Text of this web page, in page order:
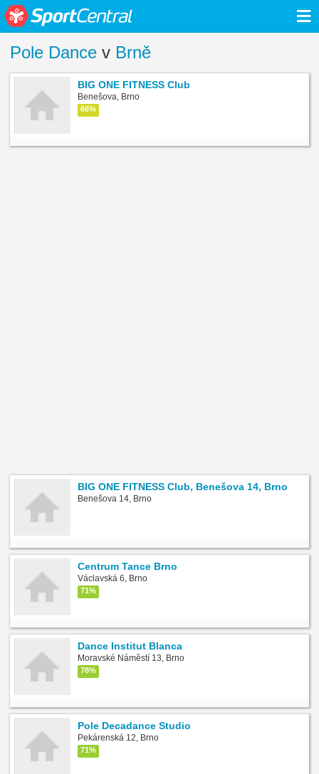
≡
Pole Dance v Brně
BIG ONE FITNESS Club
Benešova, Brno
66%
BIG ONE FITNESS Club, Benešova 14, Brno
Benešova 14, Brno
Centrum Tance Brno
Václavská 6, Brno
71%
Dance Institut Blanca
Moravské Náměstí 13, Brno
78%
Pole Decadance Studio
Pekárenská 12, Brno
71%